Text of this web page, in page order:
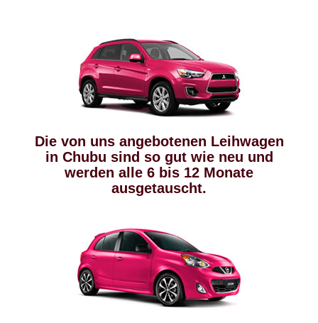
Die von uns angebotenen Leihwagen
in Chubu sind so gut wie neu und
werden alle 6 bis 12 Monate
ausgetauscht.